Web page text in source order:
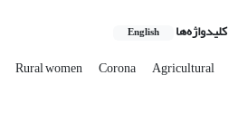
کلیدواژه‌ها English
Rural women Corona Agricultural